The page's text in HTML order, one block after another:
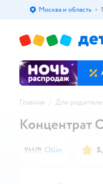
Выбор адреса
Москва и область
Главная Для
Концентрат
Ollin